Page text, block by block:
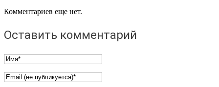
Комментариев еще нет.
Оставить комментарий